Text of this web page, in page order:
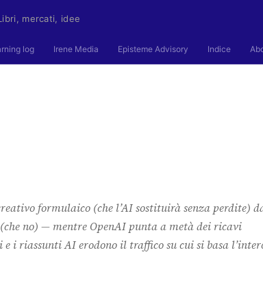
mercati, idee
log Irene Media Episteme Advisory Indice
formulaico (che l’AI sostituirà senza perdite)
no) — mentre OpenAI punta a metà dei ricavi
i riassunti AI erodono il traffico su cui si basa